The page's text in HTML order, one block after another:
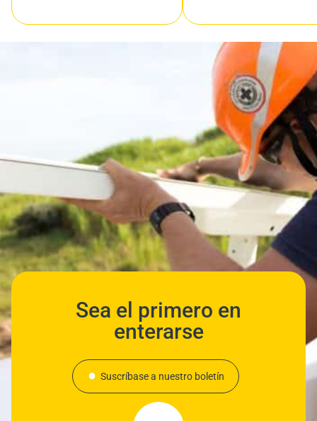
Sea el primero en
enterarse
Suscríbase a nuestro boletín